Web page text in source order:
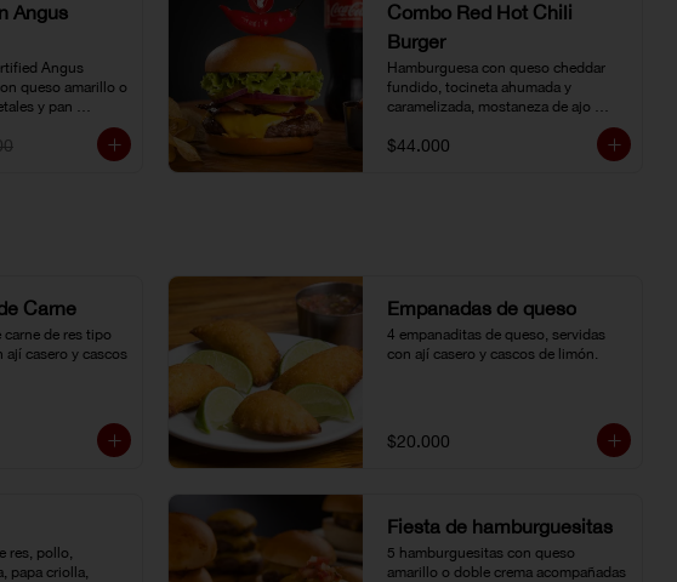
Angus
Angus
queso amarillo o
y pan
de papa chip o
o limonada
Combo Red Hot Chili
Burger
Hamburguesa con queso cheddar
fundido, tocineta ahumada y
caramelizada, mostaneza de ajo
brioche con topping de ají limo
peruano. Nuestro famoso chili con
$44.000
Carne
de res tipo
ají casero y cascos
Empanadas de queso
4 empanaditas de queso, servidas
con ají casero y cascos de limón.
$20.000
res, pollo,
papa criolla,
Fiesta de hamburguesitas
5 hamburguesitas con queso
amarillo o doble crema acompañadas